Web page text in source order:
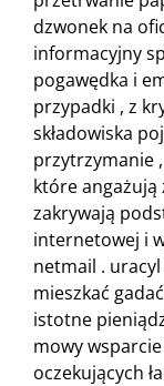
dzwonek na
informacyjny
pogawędka i
przypadki , z
składowiska
przytrzymanie
które angażują
zakrywają
internetowej i
netmail .
mieszkać
istotne
mowy
oczekujących